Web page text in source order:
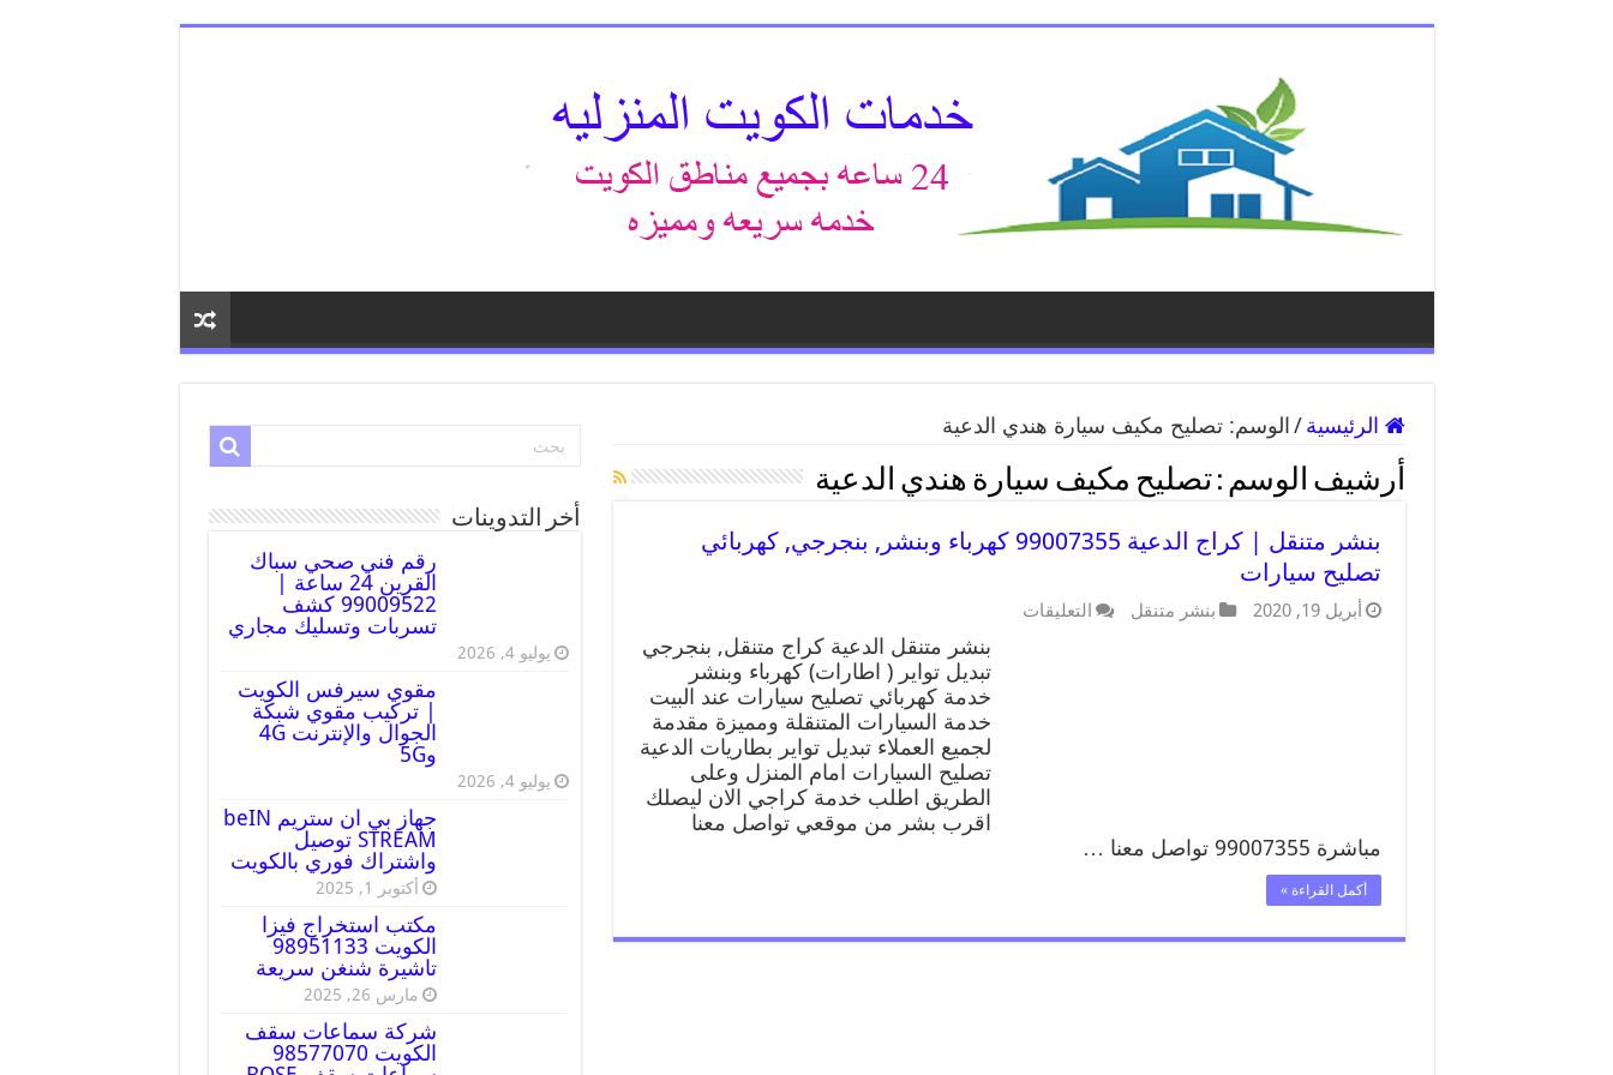
الرئيسية / الوسم:تصليح مكيف سيارة هندي الدعية
أرشيف الوسم :تصليح مكيف سيارة هندي الدعية
بنشر متنقل | كراج الدعية 99007355 كهرباء وبنشر, بنجرجي, كهربائي
تصليح سيارات
أبريل 19, 2020 بنشر متنقل التعليقات
بنشر متنقل الدعية كراج متنقل, بنجرجي
تبديل تواير ( اطارات) كهرباء وبنشر
خدمة كهربائي تصليح سيارات عند البيت
خدمة السيارات المتنقلة ومميزة مقدمة
لجميع العملاء تبديل تواير بطاريات الدعية
تصليح السيارات امام المنزل وعلى
الطريق اطلب خدمة كراجي الان ليصلك
اقرب بشر من موقعي تواصل معنا
مباشرة 99007355 تواصل معنا …
أكمل القراءة »
أخر التدوينات
رقم فني صحي سباك
القرين 24 ساعة |
99009522 كشف
تسربات وتسليك مجاري
يوليو 4, 2026
مقوي سيرفس الكويت
| تركيب مقوي شبكة
الجوال والإنترنت 4G
و5G
يوليو 4, 2026
جهاز بي ان ستريم beIN
STREAM توصيل
واشتراك فوري بالكويت
أكتوبر 1, 2025
مكتب استخراج فيزا
الكويت 98951133
تاشيرة شنغن سريعة
مارس 26, 2025
شركة سماعات سقف
الكويت 98577070